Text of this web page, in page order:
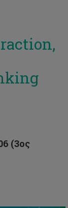
(3ος